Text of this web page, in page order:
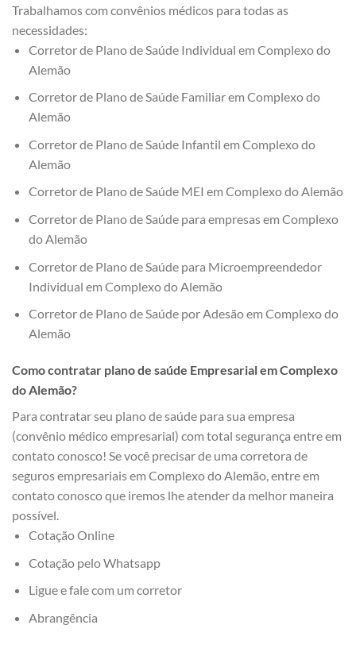
Trabalhamos com convênios médicos para todas as
necessidades:
Corretor de Plano de Saúde Individual em Complexo do
Alemão
Corretor de Plano de Saúde Familiar em Complexo do
Alemão
Corretor de Plano de Saúde Infantil em Complexo do
Alemão
Corretor de Plano de Saúde MEI em Complexo do Alemão
Corretor de Plano de Saúde para empresas em Complexo
do Alemão
Corretor de Plano de Saúde para Microempreendedor
Individual em Complexo do Alemão
Corretor de Plano de Saúde por Adesão em Complexo do
Alemão
Como contratar plano de saúde Empresarial em Complexo
do Alemão?
Para contratar seu plano de saúde para sua empresa
(convênio médico empresarial) com total segurança entre em
contato conosco! Se você precisar de uma corretora de
seguros empresariais em Complexo do Alemão, entre em
contato conosco que iremos lhe atender da melhor maneira
possível.
Cotação Online
Cotação pelo Whatsapp
Ligue e fale com um corretor
Abrangência